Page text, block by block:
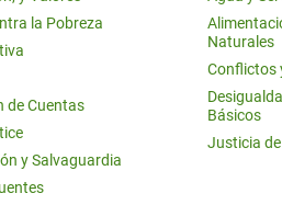
la Pobreza
de Cuentas
y Salvaguardia
Naturales
Conflictos
Básicos
Justicia de